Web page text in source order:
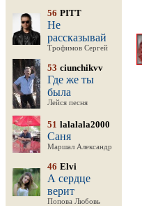
56 PITT
Не
рассказывай
Трофимов Сергей
53 ciunchikvv
Где же ты
была
Лейся песня
51 lalalala2000
Саня
Маршал Александр
46 Elvi
А сердце
верит
Попова Любовь